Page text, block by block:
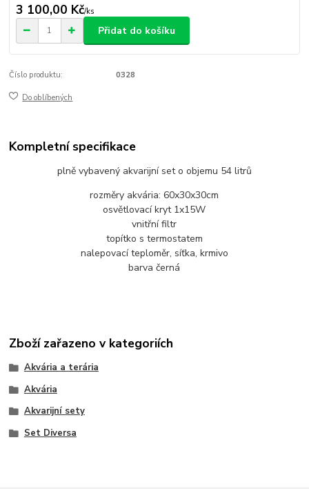
3 100,00 Kč/ks
Přidat do košíku
Číslo produktu: 0328
Do oblíbených
Kompletní specifikace
plně vybavený akvarijní set o objemu 54 litrů
rozměry akvária: 60x30x30cm
osvětlovací kryt 1x15W
vnitřní filtr
topítko s termostatem
nalepovací teploměr, síťka, krmivo
barva černá
Zboží zařazeno v kategoriích
Akvária a terária
Akvária
Akvarijní sety
Set Diversa